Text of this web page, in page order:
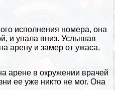
исполнения номера, она
и упала вниз. Услышав
арену и замер от ужаса.
арене в окружении врачей
ее уже никто не мог. Она